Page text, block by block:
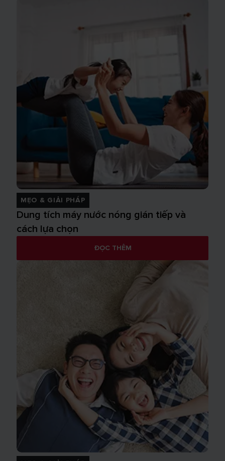
MẸO & GIẢI PHÁP
Dung tích máy nước nóng gián tiếp và
cách lựa chọn
ĐỌC THÊM